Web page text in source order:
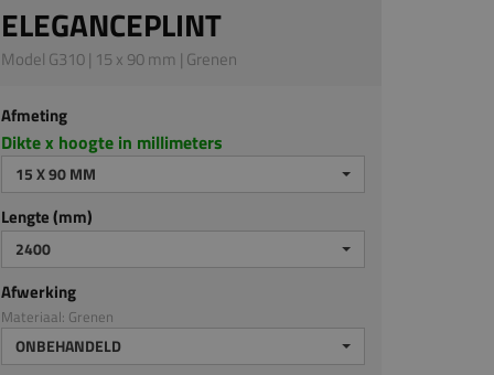
ELEGANCEPLINT
Model G310 | 15 x 90 mm | Grenen
Afmeting
Dikte x hoogte in millimeters
15 X 90 MM
Lengte (mm)
2400
Afwerking
Materiaal: Grenen
ONBEHANDELD